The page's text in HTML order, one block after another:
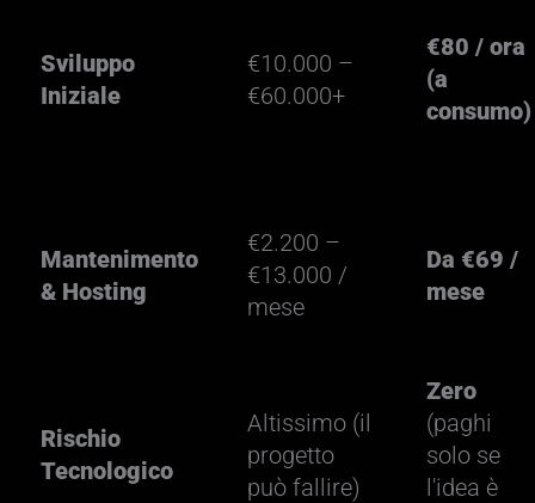
Sviluppo
Iniziale
€10.000 –
€60.000+
€80 / ora
(a
consumo)
Mantenimento
& Hosting
€2.200 –
€13.000 /
mese
Da €69 /
mese
Rischio
Tecnologico
Altissimo (il
progetto
può fallire)
Zero
(paghi
solo se
l'idea è